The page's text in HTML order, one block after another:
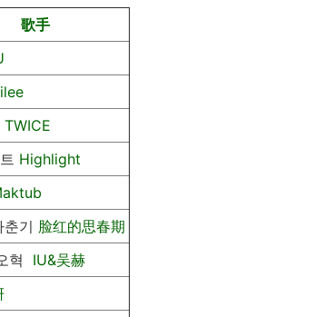
歌手
TWICE
Highlight
기 脸红的思春期
혁 IU&吴赫